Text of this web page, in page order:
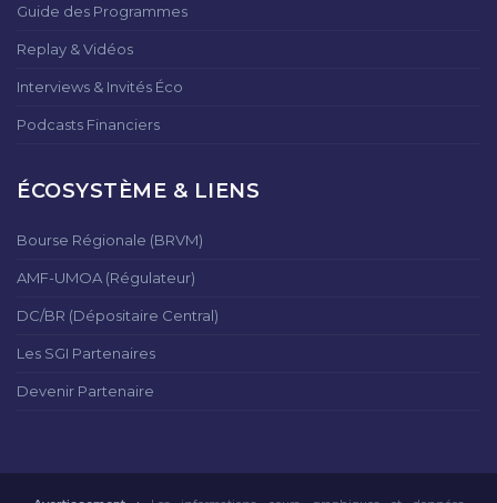
Guide des Programmes
Replay & Vidéos
Interviews & Invités Éco
Podcasts Financiers
ÉCOSYSTÈME & LIENS
Bourse Régionale (BRVM)
AMF-UMOA (Régulateur)
DC/BR (Dépositaire Central)
Les SGI Partenaires
Devenir Partenaire